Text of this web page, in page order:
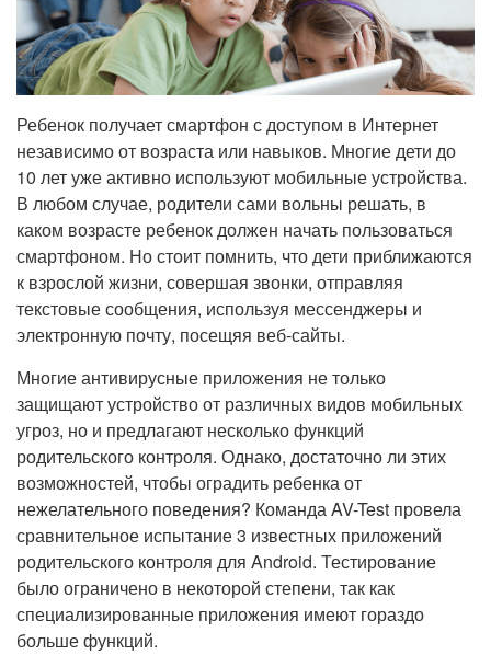
Ребенок получает смартфон с доступом в Интернет
независимо от возраста или навыков. Многие дети до
10 лет уже активно используют мобильные устройства.
В любом случае, родители сами вольны решать, в
каком возрасте ребенок должен начать пользоваться
смартфоном. Но стоит помнить, что дети приближаются
к взрослой жизни, совершая звонки, отправляя
текстовые сообщения, используя мессенджеры и
электронную почту, посещяя веб-сайты.
Многие антивирусные приложения не только
защищают устройство от различных видов мобильных
угроз, но и предлагают несколько функций
родительского контроля. Однако, достаточно ли этих
возможностей, чтобы оградить ребенка от
нежелательного поведения? Команда AV-Test провела
сравнительное испытание 3 известных приложений
родительского контроля для Android. Тестирование
было ограничено в некоторой степени, так как
специализированные приложения имеют гораздо
больше функций.